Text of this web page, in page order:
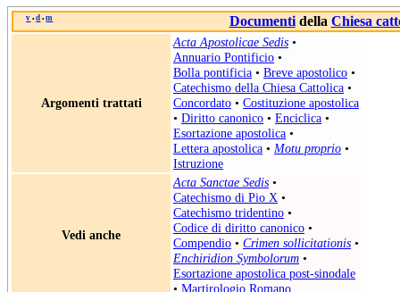
v • d • m Documentidella Chiesa
Argomenti trattati
Acta Apostolicae Sedis •
Annuario Pontificio •
Bolla pontificia • Breve apostolico •
Catechismo della Chiesa Cattolica •
Concordato • Costituzione apostolica
• Diritto canonico • Enciclica •
Esortazione apostolica •
Lettera apostolica • Motu proprio •
Istruzione
Vedi anche
Acta Sanctae Sedis •
Catechismo di Pio X •
Catechismo tridentino •
Codice di diritto canonico •
Compendio • Crimen sollicitationis •
Enchiridion Symbolorum •
Esortazione apostolica post-sinodale
• Martirologio Romano